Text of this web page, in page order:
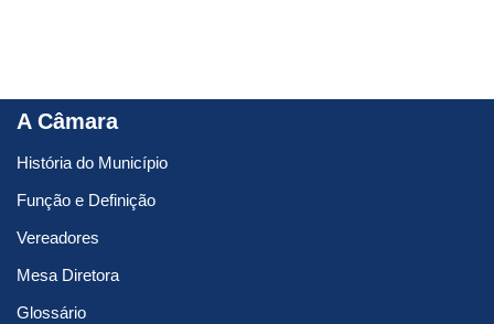
A Câmara
História do Município
Função e Definição
Vereadores
Mesa Diretora
Glossário